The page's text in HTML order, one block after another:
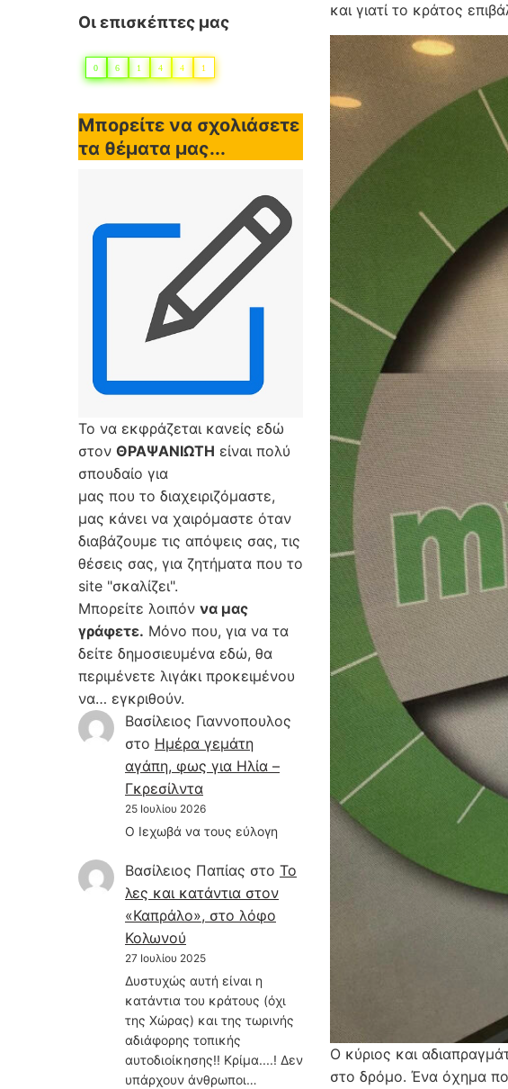
Οι επισκέπτες μας
0 6 1 4 4 1
Μπορείτε να σχολιάσετε
τα θέματα μας...
Το να εκφράζεται κανείς εδώ
στον ΘΡΑΨΑΝΙΩΤΗ είναι πολύ
σπουδαίο για
μας που το διαχειριζόμαστε,
μας κάνει να χαιρόμαστε όταν
διαβάζουμε τις απόψεις σας, τις
θέσεις σας, για ζητήματα που το
site "σκαλίζει".
Μπορείτε λοιπόν να μας
γράφετε. Μόνο που, για να τα
δείτε δημοσιευμένα εδώ, θα
περιμένετε λιγάκι προκειμένου
να… εγκριθούν.
Βασίλειος Γιαννοπουλος
στο Hμέρα γεμάτη
αγάπη, φως για Ηλία –
Γκρεσίλντα
25 Ιουλίου 2026
Ο Ιεχωβά να τους εύλογη
Βασίλειος Παπίας στο Το
λες και κατάντια στον
«Καπράλο», στο λόφο
Κολωνού
27 Ιουλίου 2025
Δυστυχώς αυτή είναι η
κατάντια του κράτους (όχι
της Χώρας) και της τωρινής
αδιάφορης τοπικής
αυτοδιοίκησης!! Κρίμα....! Δεν
υπάρχουν άνθρωποι…
και γιατί το κράτος
Ο κύριος και
στο δρόμο. Ένα όχημα